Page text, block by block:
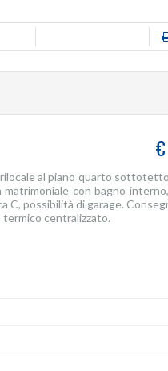
al piano quarto
con bagno
C, possibilità di garage.
centralizzato.